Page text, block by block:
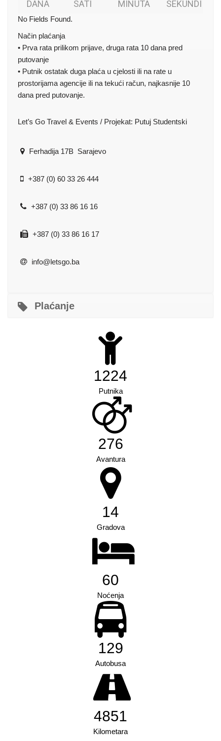
DANA SATI MINUTA SEKUNDI
No Fields Found.
Način plaćanja
• Prva rata prilikom prijave, druga rata 10 dana pred
putovanje
• Putnik ostatak duga plaća u cjelosti ili na rate u
prostorijama agencije ili na tekući račun, najkasnije 10
dana pred putovanje.
Let’s Go Travel & Events / Projekat: Putuj Studentski
Ferhadija 17B Sarajevo
+387 (0) 60 33 26 444
+387 (0) 33 86 16 16
+387 (0) 33 86 16 17
info@letsgo.ba
Plaćanje
1560
Putnika
352
Avantura
18
Gradova
77
Noćenja
165
Autobusa
6185
Kilometara